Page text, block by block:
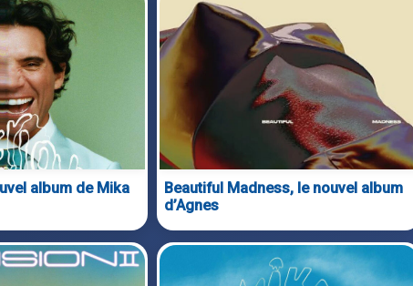
album de Mika
Beautiful Madness, le nouvel album
d’Agnes